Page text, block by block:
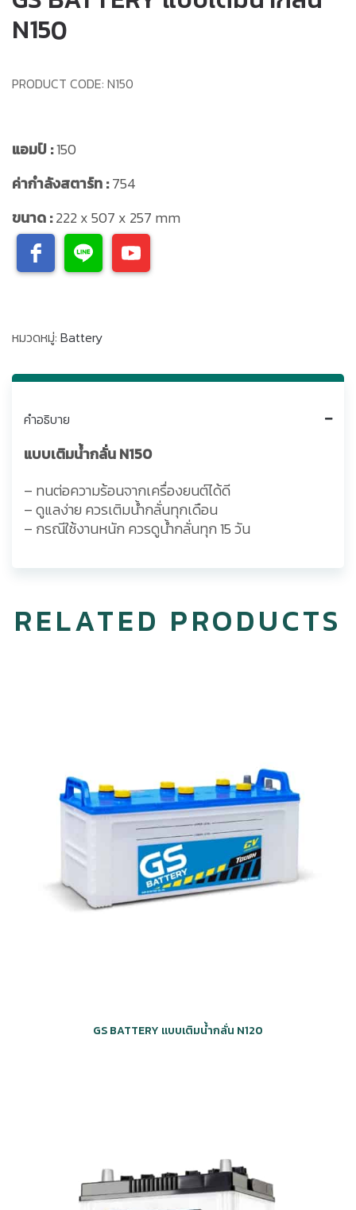
N150
PRODUCT CODE: N150
แอมป์ :150
ค่ากำลังสตาร์ท :754
ขนาด :222 x 507 x 257 mm
หมวดหมู่: Battery
คำอธิบาย
แบบเติมน้ำกลั่น N150
– ทนต่อความร้อนจากเครื่องยนต์ได้ดี
– ดูแลง่าย ควรเติมน้ำกลั่นทุกเดือน
– กรณีใช้งานหนัก ควรดูน้ำกลั่นทุก 15 วัน
RELATED PRODUCTS
GS BATTERY แบบเติมน้ำกลั่น N120